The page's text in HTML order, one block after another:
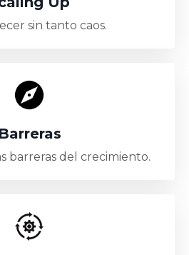
sin tanto caos.
Barreras
barreras del crecimiento.